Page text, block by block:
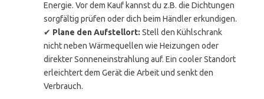
Energie. Vor dem Kauf kannst du z.B. die Dichtungen
sorgfältig prüfen oder dich beim Händler erkundigen.
✔ Plane den Aufstellort: Stell den Kühlschrank
nicht neben Wärmequellen wie Heizungen oder
direkter Sonneneinstrahlung auf. Ein cooler Standort
erleichtert dem Gerät die Arbeit und senkt den
Verbrauch.